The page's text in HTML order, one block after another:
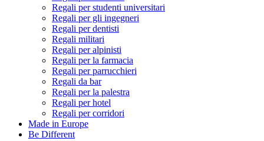
Regali per studenti universitari
Regali per gli ingegneri
Regali per dentisti
Regali militari
Regali per alpinisti
Regali per la farmacia
Regali per parrucchieri
Regali da bar
Regali per la palestra
Regali per hotel
Regali per corridori
Made in Europe
Be Different